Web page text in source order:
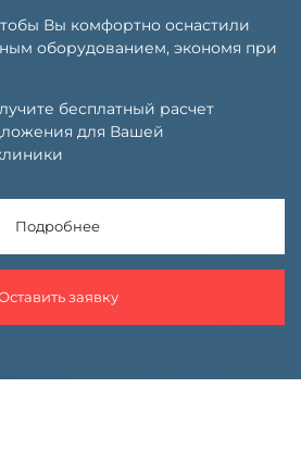
Вы комфортно оснастили
оборудованием, экономя при
бесплатный расчет
для Вашей
Подробнее
заявку